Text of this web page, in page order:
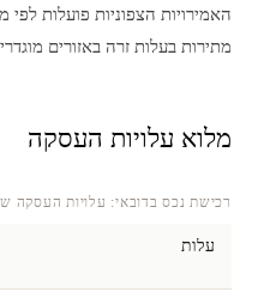
האמירויות הצפוניות פועלות לפי
מתירות בעלות זרה באזורים
מלוא עלויות העסקה
רכישת נכס בדובאי: עלויות
עלות